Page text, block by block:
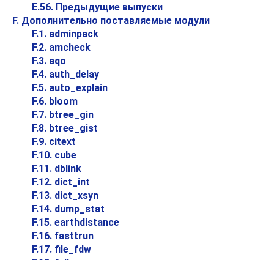
E.56. Предыдущие выпуски
F. Дополнительно поставляемые модули
F.1. adminpack
F.2. amcheck
F.3. aqo
F.4. auth_delay
F.5. auto_explain
F.6. bloom
F.7. btree_gin
F.8. btree_gist
F.9. citext
F.10. cube
F.11. dblink
F.12. dict_int
F.13. dict_xsyn
F.14. dump_stat
F.15. earthdistance
F.16. fasttrun
F.17. file_fdw